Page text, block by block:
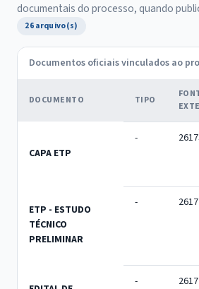
documentais do processo, quando
26 arquivo(s)
Documentos oficiais vinculados ao
DOCUMENTO TIPO
CAPA ETP
-
ETP - ESTUDO
TÉCNICO
PRELIMINAR
-
-